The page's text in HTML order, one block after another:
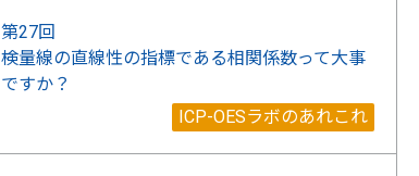
第27回
検量線の直線性の指標である相関係数って大事
ですか？
ICP-OESラボのあれこれ